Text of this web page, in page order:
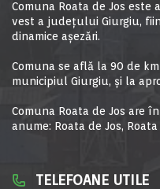
Comuna Roata de Jos
vest a judeţului Giurgiu,
dinamice aşezări.
Comuna se află la 90 de
municipiul Giurgiu, şi la
Comuna Roata de Jos are
anume: Roata de Jos,
TELEFOANE UTILE